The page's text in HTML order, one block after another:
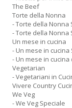
The Beef
Torte della Nonna
- Torte della Nonna
- Torte della Nonna
Un mese in cucina
- Un mese in cucina
- Un mese in
Vegetarian
- Vegetariani in
Vivere Country
We Veg
- We Veg Speciale